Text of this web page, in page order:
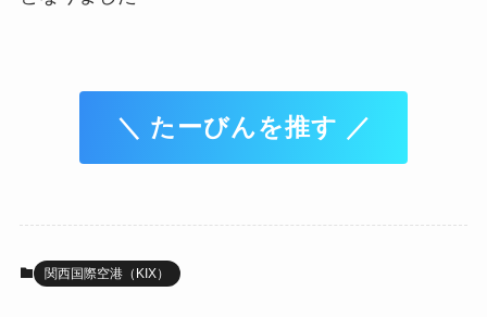
＼ たーびんを推す ／
関西国際空港（KIX）